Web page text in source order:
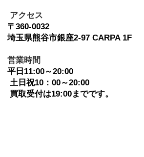
アクセス
〒360-0032
埼玉県熊谷市銀座2-97 CARPA 1F
﻿営業時間
平日11:00～20:00
土日祝10：00～20:00
買取受付は19:00までです。